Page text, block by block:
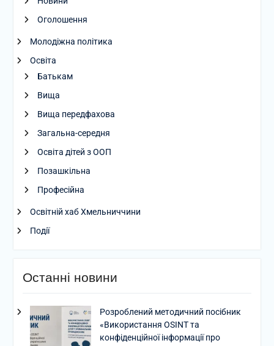
Оголошення
Молодіжна політика
Освіта
Батькам
Вища
Вища передфахова
Загальна-середня
Освіта дітей з ООП
Позашкільна
Професійна
Освітній хаб Хмельниччини
Події
Останні новини
Розроблений методичний посібник
«Використання OSINT та
конфіденційної інформації про